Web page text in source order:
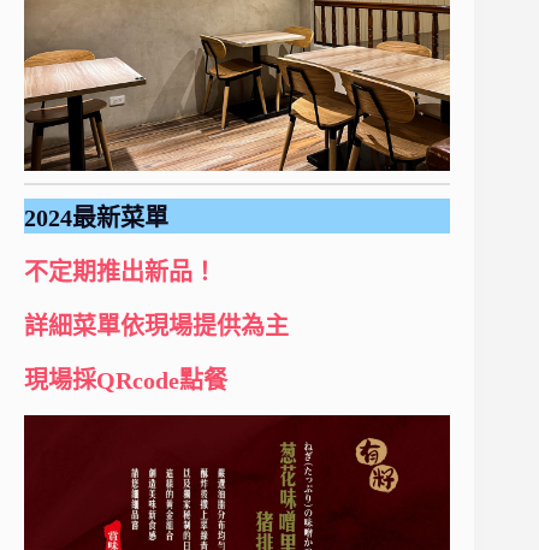
2024最新菜單
不定期推出新品！
詳細菜單依現場提供為主
現場採QRcode點餐